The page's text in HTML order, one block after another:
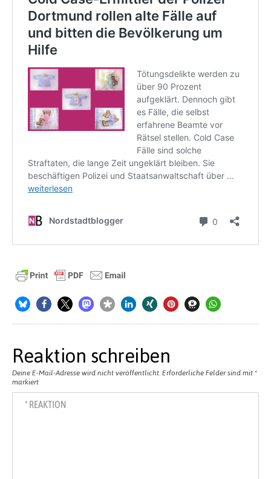
Reaktion schreiben
Deine E-Mail-Adresse wird nicht veröffentlicht. Erforderliche Felder sind mit *
markiert